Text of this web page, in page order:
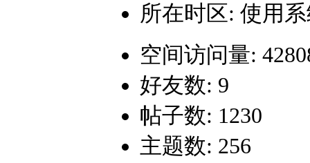
所在时区: 使用
空间访问量:
好友数: 9
帖子数: 1230
主题数: 256